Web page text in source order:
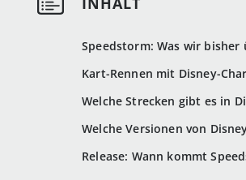
Speedstorm: Was wir bisher
Kart-Rennen mit Disney-
Welche Strecken gibt es in
Welche Versionen von
Release: Wann kommt